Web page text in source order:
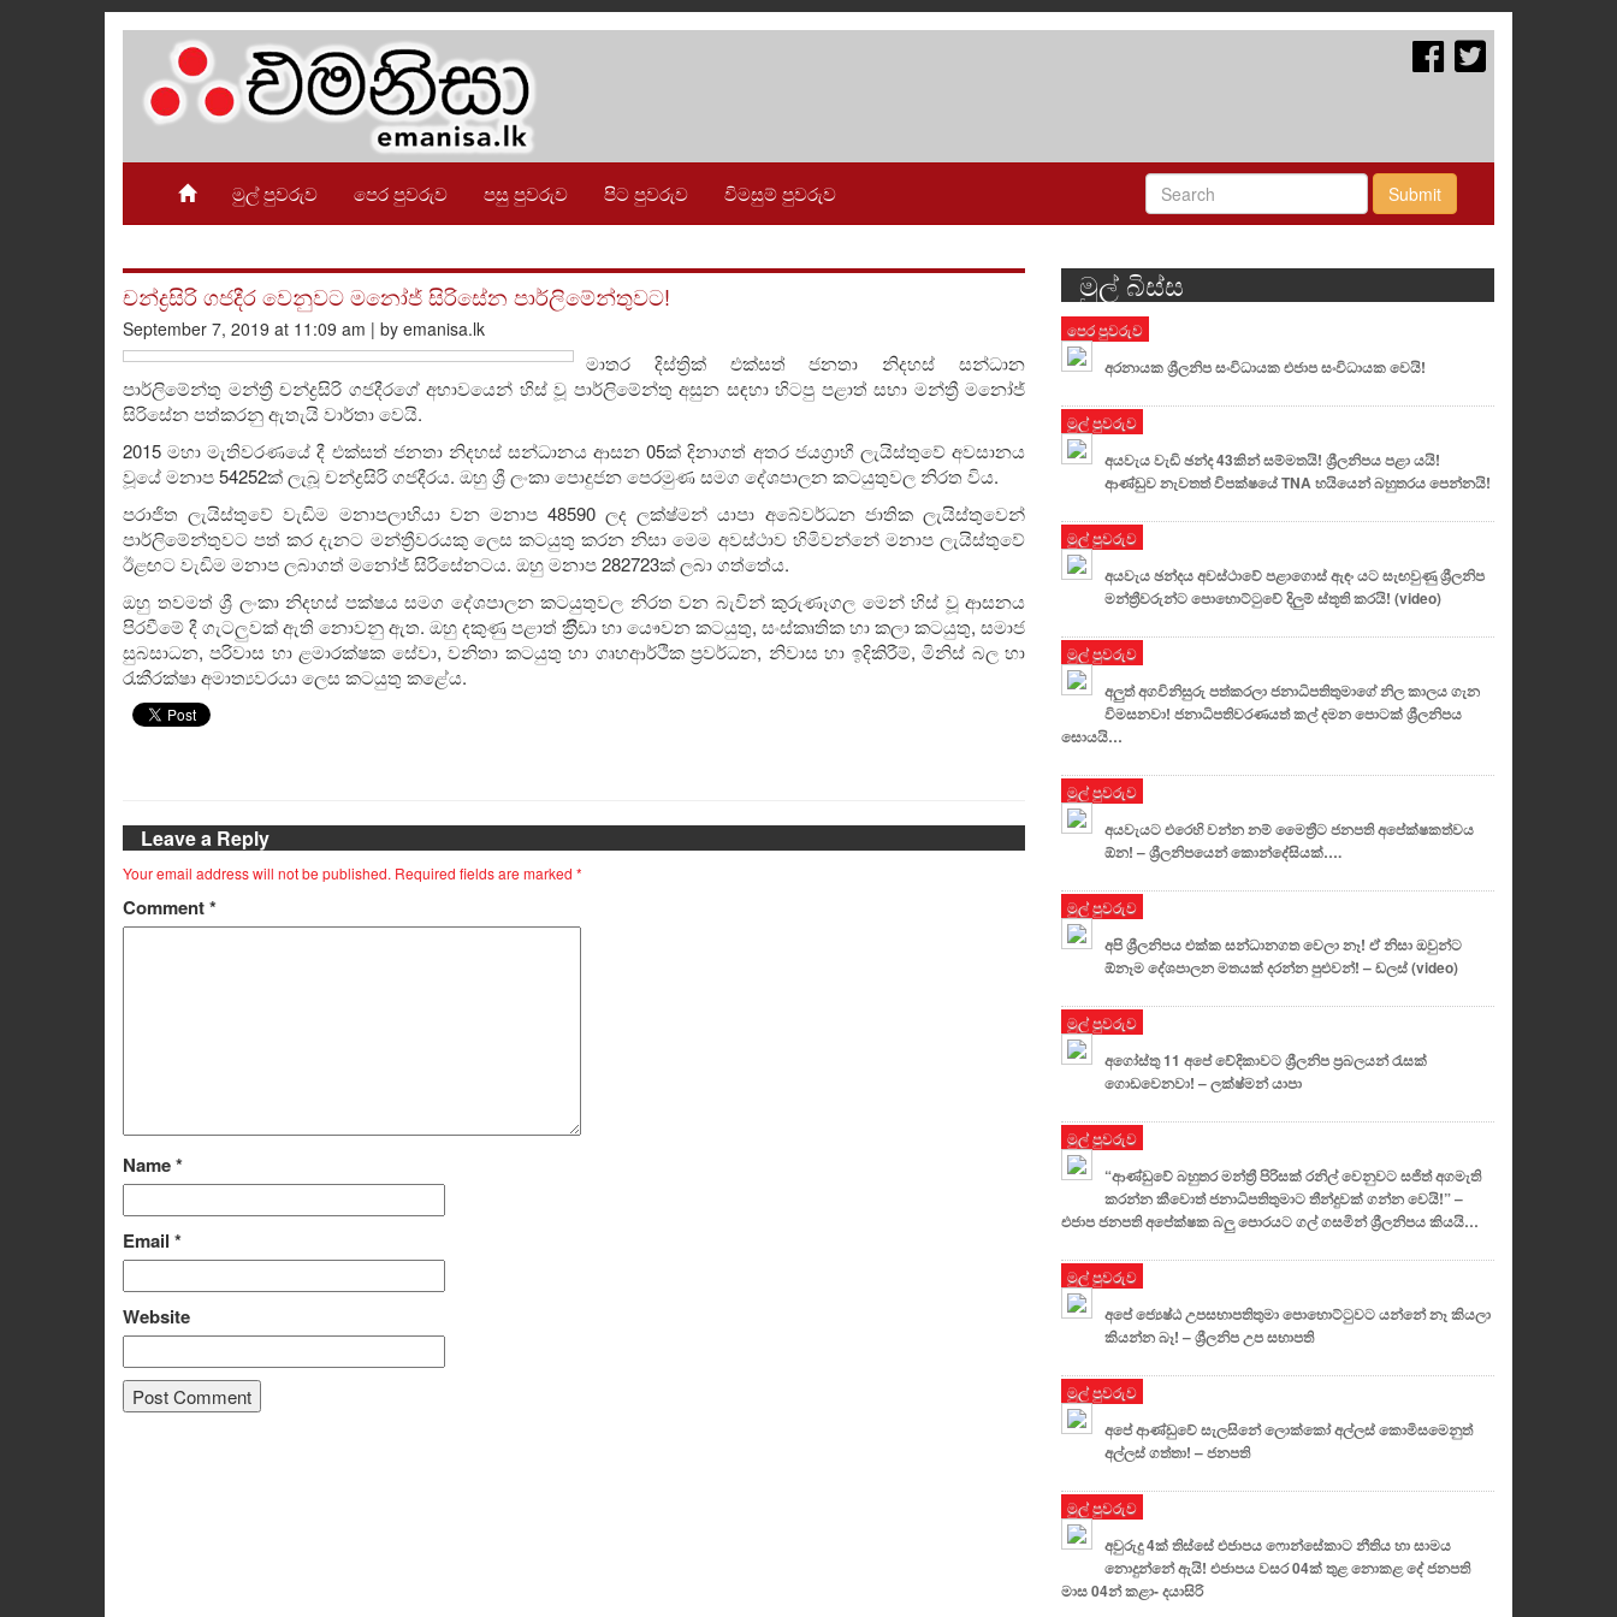
මුල් පුවරුව පෙර පුවරුව පසු පුවරුව පිට පුවරුව විමසුම් පුවරුව Submit
චන්ද්‍රසිරි ගජදීර වෙනුවට මනෝජ් සිරිසේන පාර්ලිමේන්තුවට!
September 7, 2019 at 11:09 am | by emanisa.lk
මාතර දිස්ත්‍රික් එක්සත් ජනතා නිදහස් සන්ධාන
පාර්ලිමේන්තු මන්ත්‍රී චන්ද්‍රසිරි ගජදීරගේ අභාවයෙන් හිස් වූ පාර්ලිමේන්තු අසුන සඳහා හිටපු පළාත් සභා මන්ත්‍රී මනෝජ්
සිරිසේන පත්කරනු ඇතැයි වාර්තා වෙයි.
2015 මහා මැතිවරණයේ දී එක්සත් ජනතා නිදහස් සන්ධානය ආසන 05ක් දිනාගත් අතර ජයග්‍රාහී ලැයිස්තුවේ අවසානය
වූයේ මනාප 54252ක් ලැබූ චන්ද්‍රසිරි ගජදීරය. ඔහු ශ්‍රී ලංකා පොදුජන පෙරමුණ සමග දේශපාලන කටයුතුවල නිරත විය.
පරාජිත ලැයිස්තුවේ වැඩිම මනාපලාභියා වන මනාප 48590 ලද ලක්ෂ්මන් යාපා අබේවර්ධන ජාතික ලැයිස්තුවෙන්
පාර්ලිමේන්තුවට පත් කර දැනට මන්ත්‍රීවරයකු ලෙස කටයුතු කරන නිසා මෙම අවස්ථාව හිමිවන්නේ මනාප ලැයිස්තුවේ
ඊළඟට වැඩිම මනාප ලබාගත් මනෝජ් සිරිසේනටය. ඔහු මනාප 282723ක් ලබා ගත්තේය.
ඔහු තවමත් ශ්‍රී ලංකා නිදහස් පක්ෂය සමග දේශපාලන කටයුතුවල නිරත වන බැවින් කුරුණෑගල මෙන් හිස් වූ ආසනය
පිරවීමේ දී ගැටලුවක් ඇති නොවනු ඇත. ඔහු දකුණු පළාත් ක්‍රීිඩා හා යෞවන කටයුතු, සංස්කෘතික හා කලා කටයුතු, සමාජ
සුබසාධන, පරිවාස හා ළමාරක්ෂක සේවා, වනිතා කටයුතු හා ගෘහආර්ථික ප‍්‍රවර්ධන, නිවාස හා ඉදිකිරීම්, මිනිස් බල හා
රැකීරක්ෂා අමාත්‍යවරයා ලෙස කටයුතු කළේය.
Leave a Reply
Your email address will not be published. Required fields are marked *
Comment*
Name*
Email *
Website
මුල් බිස්ස
පෙර පුවරුව
අරනායක ශ්‍රීලනිප සංවිධායක එජාප සංවිධායක වෙයි!
මුල් පුවරුව
අයවැය වැඩි ඡන්ද 43කින් සම්මතයි! ශ්‍රීලනිපය පළා යයි!
ආණ්ඩුව නැවතත් විපක්ෂයේ TNA හයියෙන් බහුතරය පෙන්නයි!
මුල් පුවරුව
අයවැය ඡන්දය අවස්ථාවේ පළාගොස් ඇඳං යට සැඟවුණු ශ්‍රීලනිප
මන්ත්‍රීවරුන්ට පොහොට්ටුවේ දිලුම් ස්තූති කරයි! (video)
මුල් පුවරුව
අලුත් අගවිනිසුරු පත්කරලා ජනාධිපතිතුමාගේ නිල කාලය ගැන
විමසනවා! ජනාධිපතිවරණයත් කල් දමන පොටක් ශ්‍රීලනිපය
සොයයි…
මුල් පුවරුව
අයවැයට එරෙහි වන්න නම් මෛත්‍රීට ජනපති අපේක්ෂකත්වය
ඕන! – ශ්‍රීලනිපයෙන් කොන්දේසියක්….
මුල් පුවරුව
අපි ශ්‍රීලනිපය එක්ක සන්ධානගත වෙලා නෑ! ඒ නිසා ඔවුන්ට
ඕනෑම දේශපාලන මතයක් දරන්න පුළුවන්! – ඩලස් (video)
මුල් පුවරුව
අගෝස්තු 11 අපේ වේදිකාවට ශ්‍රීලනිප ප්‍රබලයන් රැසක්
ගොඩවෙනවා! – ලක්ෂ්මන් යාපා
මුල් පුවරුව
“ආණ්ඩුවේ බහුතර මන්ත්‍රී පිරිසක් රනිල් වෙනුවට සජිත් අගමැති
කරන්න කීවොත් ජනාධිපතිතුමාට තීන්දුවක් ගන්න වෙයි!” –
එජාප ජනපති අපේක්ෂක බලු පොරයට ගල් ගසමින් ශ්‍රීලනිපය කියයි…
මුල් පුවරුව
අපේ ජ්‍යෙෂ්ඨ උපසභාපතිතුමා පොහොට්ටුවට යන්නේ නෑ කියලා
කියන්න බෑ! – ශ්‍රීලනිප උප සභාපති
මුල් පුවරුව
අපේ ආණ්ඩුවේ සැලසිනේ ලොක්කෝ අල්ලස් කොමිසමෙනුත්
අල්ලස් ගත්තා! – ජනපති
මුල් පුවරුව
අවුරුදු 4ක් තිස්සේ එජාපය ෆොන්සේකාට නීතිය හා සාමය
නොදුන්නේ ඇයි! එජාපය වසර 04ක් තුළ නොකළ දේ ජනපති
මාස 04න් කළා- දයාසිරි